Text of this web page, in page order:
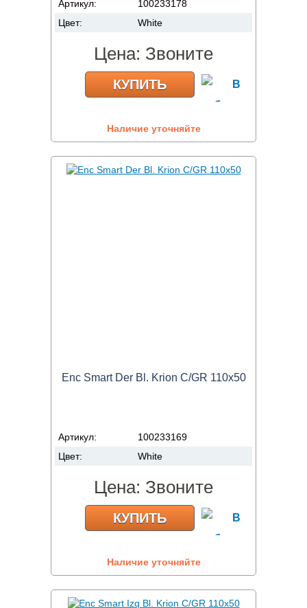
Артикул:
100233178
Цвет:
White
Цена: Звоните
КУПИТЬ
Наличие уточняйте
Enc Smart Der Bl. Krion C/GR 110x50
Артикул:
100233169
Цвет:
White
Цена: Звоните
КУПИТЬ
Наличие уточняйте